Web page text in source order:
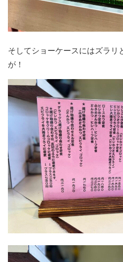
そしてショーケースにはズラリ
が！